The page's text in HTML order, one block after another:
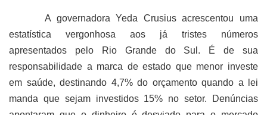
A governadora Yeda Crusius acrescentou uma
estatística vergonhosa aos já tristes números
apresentados pelo Rio Grande do Sul. É de sua
responsabilidade a marca de estado que menor investe
em saúde, destinando 4,7% do orçamento quando a lei
manda que sejam investidos 15% no setor. Denúncias